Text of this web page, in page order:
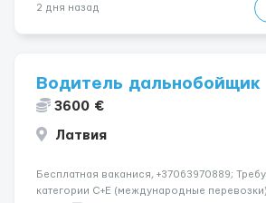
2 дня назад
Водитель дальнобойщик
3600 €
Латвия
Бесплатная ваканися, +37063970889;
категории C+E (международные